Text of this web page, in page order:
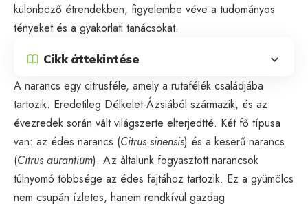
különböző étrendekben, figyelembe véve a tudományos
tényeket és a gyakorlati tanácsokat.
Cikk áttekintése
A narancs egy citrusféle, amely a rutafélék családjába
tartozik. Eredetileg Délkelet-Ázsiából származik, és az
évezredek során vált világszerte elterjedtté. Két fő típusa
van: az édes narancs (Citrus sinensis) és a keserű narancs
(Citrus aurantium). Az általunk fogyasztott narancsok
túlnyomó többsége az édes fajtához tartozik. Ez a gyümölcs
nem csupán ízletes, hanem rendkívül gazdag